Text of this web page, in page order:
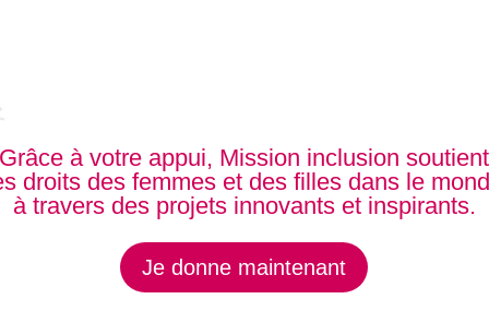
Grâce à votre appui, Mission inclusion soutient
droits des femmes et des filles dans le
à travers des projets innovants et inspirants.
Je donne maintenant